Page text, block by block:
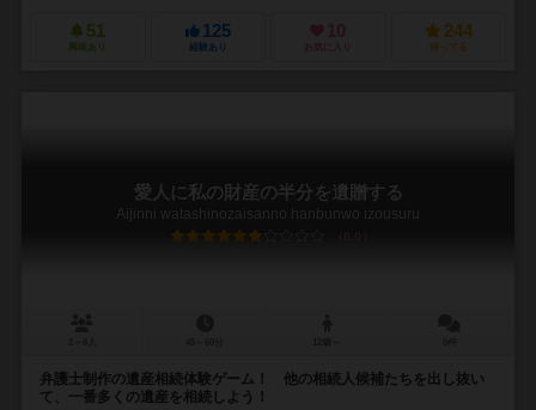
51
興味あり
125
経験あり
10
お気に入り
244
持ってる
愛人に私の財産の半分を遺贈する
Aijinni watashinozaisanno hanbunwo izousuru
6.0
弁護士制作の遺産相続体験ゲーム！ 他の相続人候補たちを出し抜い
て、一番多くの遺産を相続しよう！